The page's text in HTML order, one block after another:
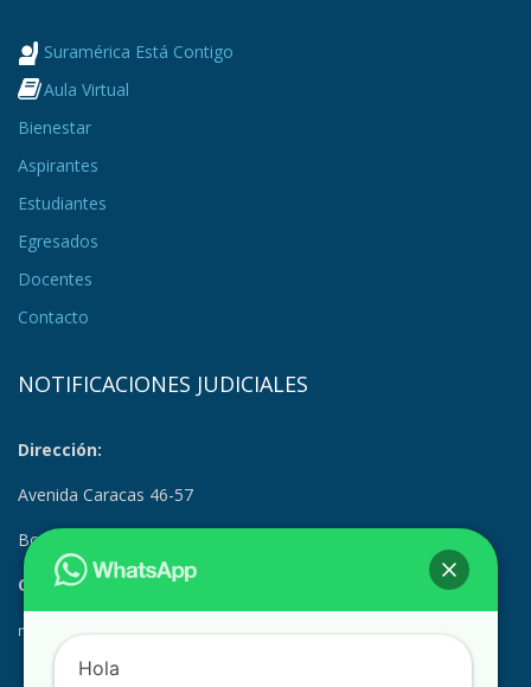
Suramérica Está Contigo
Aula Virtual
Bienestar
Aspirantes
Estudiantes
Egresados
Docentes
Contacto
NOTIFICACIONES JUDICIALES
Dirección:
Avenida Caracas 46-57
Bogotá, Colombia
Correo Electrónico:
notificacionesjudiciales@suramerica.edu.co
Hola